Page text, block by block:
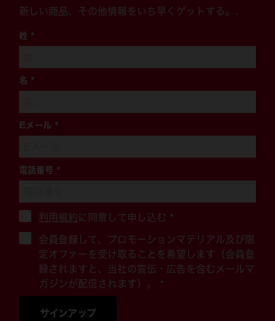
新しい商品、その他情報をいち早くゲットする。.
姓 *
名 *
Eメール *
電話番号 *
利用規約に同意して申し込む *
会員登録して、プロモーションマテリアル及び限
定オファーを受け取ることを希望します（会員登
録されますと、当社の宣伝・広告を含むメールマ
ガジンが配信されます）。 *
サインアップ